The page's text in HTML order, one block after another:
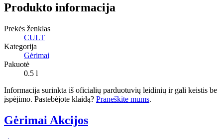
Produkto informacija
Prekės ženklas
CULT
Kategorija
Gėrimai
Pakuotė
0.5 l
Informacija surinkta iš oficialių parduotuvių leidinių ir gali keistis be
įspėjimo. Pastebėjote klaidą? Praneškite mums.
Gėrimai Akcijos